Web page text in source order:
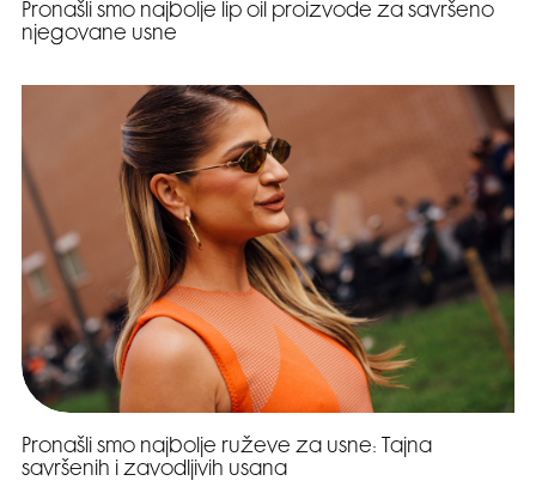
Pronašli smo najbolje lip oil proizvode za savršeno
njegovane usne
Pronašli smo najbolje ruževe za usne: Tajna
savršenih i zavodljivih usana